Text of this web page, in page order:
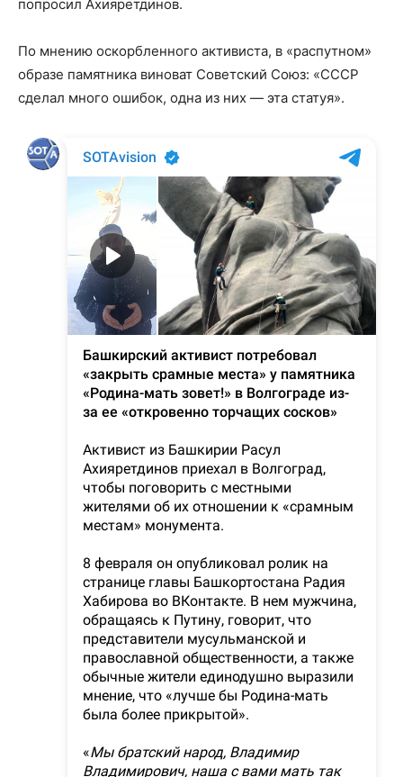
попросил Ахияретдинов.
По мнению оскорбленного активиста, в «распутном»
образе памятника виноват Советский Союз: «СССР
сделал много ошибок, одна из них — эта статуя».